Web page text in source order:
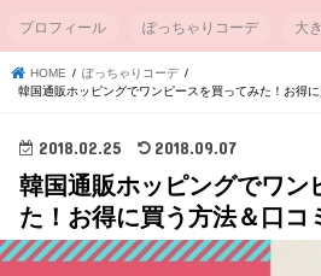
プロフィール ぽっちゃりコーデ 大
HOME
ぽっちゃりコーデ
韓国通販ホッピングでワンピースを買ってみた！お得に
2018.02.25 2018.09.07
韓国通販ホッピングでワン
た！お得に買う方法＆口コ